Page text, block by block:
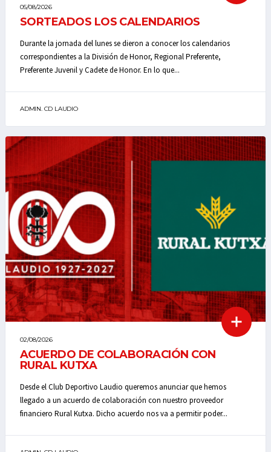
05/08/2026
SORTEADOS LOS CALENDARIOS
Durante la jornada del lunes se dieron a conocer los calendarios
correspondientes a la División de Honor, Regional Preferente,
Preferente Juvenil y Cadete de Honor. En lo que...
ADMIN. CD LAUDIO
02/08/2026
ACUERDO DE COLABORACIÓN CON
RURAL KUTXA
Desde el Club Deportivo Laudio queremos anunciar que hemos
llegado a un acuerdo de colaboración con nuestro proveedor
financiero Rural Kutxa. Dicho acuerdo nos va a permitir poder...